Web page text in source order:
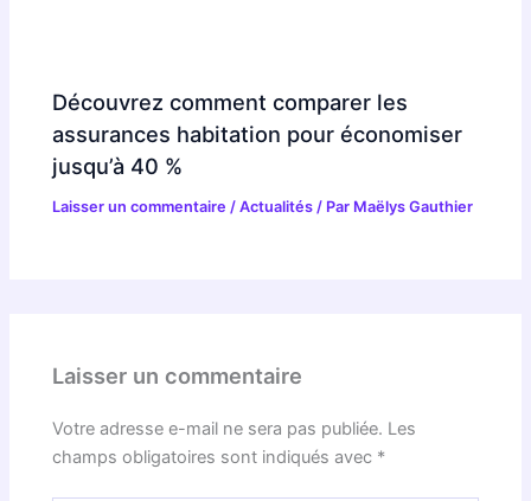
Découvrez comment comparer les
assurances habitation pour économiser
jusqu’à 40 %
Laisser un commentaire /Actualités / Par Maëlys Gauthier
Laisser un commentaire
Votre adresse e-mail ne sera pas publiée. Les
champs obligatoires sont indiqués avec *